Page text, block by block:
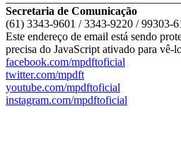
Secretaria de Comunicação
(61) 3343-9601 / 3343-9220 / 99303-
Este endereço de email está sendo
precisa do JavaScript ativado para vê-
facebook.com/mpdftoficial
twitter.com/mpdft
youtube.com/mpdftoficial
instagram.com/mpdftoficial